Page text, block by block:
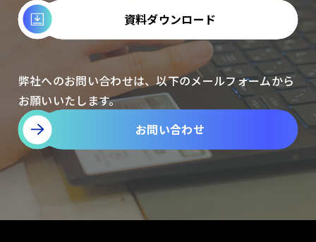
資料ダウンロード
弊社へのお問い合わせは、以下のメールフォームから
お願いいたします。
お問い合わせ